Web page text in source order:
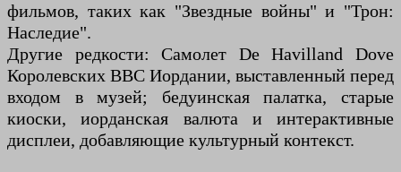
фильмов, таких как "Звездные войны" и "Трон:
Наследие".
Другие редкости: Самолет De Havilland Dove
Королевских ВВС Иордании, выставленный перед
входом в музей; бедуинская палатка, старые
киоски, иорданская валюта и интерактивные
дисплеи, добавляющие культурный контекст.